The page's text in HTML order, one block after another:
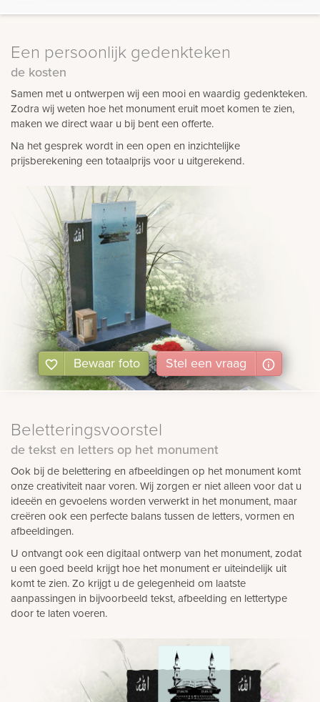
Een persoonlijk gedenkteken
de kosten
Samen met u ontwerpen wij een mooi en waardig gedenkteken.
Zodra wij weten hoe het monument eruit moet komen te zien,
maken we direct waar u bij bent een offerte.
Na het gesprek wordt in een open en inzichtelijke
prijsberekening een totaalprijs voor u uitgerekend.
Bewaar foto Stel een vraag
Beletteringsvoorstel
de tekst en letters op het monument
Ook bij de belettering en afbeeldingen op het monument komt
onze creativiteit naar voren. Wij zorgen er niet alleen voor dat u
ideeën en gevoelens worden verwerkt in het monument, maar
creëren ook een perfecte balans tussen de letters, vormen en
afbeeldingen.
U ontvangt ook een digitaal ontwerp van het monument, zodat
u een goed beeld krijgt hoe het monument er uiteindelijk uit
komt te zien. Zo krijgt u de gelegenheid om laatste
aanpassingen in bijvoorbeeld tekst, afbeelding en lettertype
door te laten voeren.